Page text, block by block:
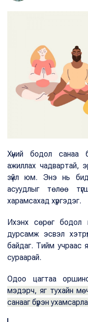
Хүний бодол санаа
ажиллах чадвартай,
зүйл юм. Энэ нь
асуудлыг төлөө
харамсахад хүргэдэг.
Ихэнх сөрөг бодол
дурсамж эсвэл
байдаг. Тийм учраас
сураарай.
Одоо цагтаа
мэдэрч, яг тухайн
санааг бүрэн